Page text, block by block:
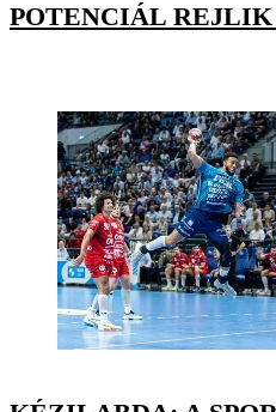
POTENCIÁL